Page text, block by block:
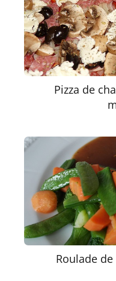
Pizza de
Roulade